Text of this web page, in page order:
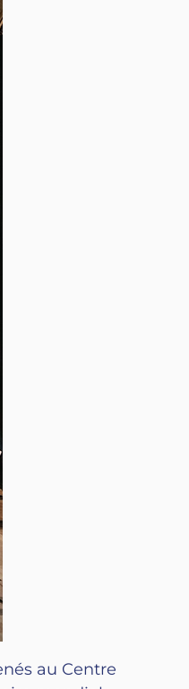
au Centre